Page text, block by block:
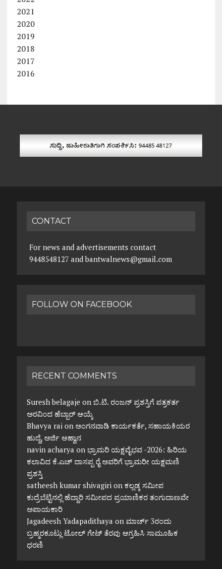
2021
2020
2019
2018
2017
2016
CONTACT
For news and advertisements contact
9448548127 and bantwalnews@gmail.com
FOLLOW ON FACEBOOK
RECENT COMMENTS
Suresh belagaje on ಬಿ.ಟಿ. ರಂಜನ್ ಪ್ರಶಸ್ತಿಗೆ ಪತ್ರಕರ್ತ
ಅರವಿಂದ ಹೆಬ್ಬಾರ್ ಆಯ್ಕೆ
Bhavya raion ಅಂಗನವಾಡಿ ಕಾರ್ಯಕರ್ತೆ, ಸಹಾಯಕಿಯರ
ಹುದ್ದೆ, ಅರ್ಜಿ ಆಹ್ವಾನ
navin acharya on ಭ್ರಾಮರಿ ಯಕ್ಷವೈಭವ -2026: ಹಿರಿಯ
ಕಲಾವಿದ ಕೆ.ಎಚ್ ದಾಸಪ್ಪ ರೈ ಅವರಿಗೆ ಭ್ರಾಮರೀ ಯಕ್ಷಮಣಿ
ಪ್ರಶಸ್ತಿ
satheesh kumar shivagirion ಕಲ್ಲಡ್ಕ ಸಮೀಪ
ಕುದ್ರೆಬೆಟ್ಟಿನಲ್ಲಿ ಹೆದ್ದಾರಿ ಸಮೀಪದ ಪ್ರಯಾಣಿಕರ ತಂಗುದಾಣವೇ
ಅಪಾಯಕಾರಿ
Jagadeesh Yadapadithaya on ಮಾರ್ಚ್ 3ರಂದು
ಬ್ರಹ್ಮರಕೂಟ್ಲು ಟೋಲ್ ಗೇಟ್ ತೆರವು ಆಗ್ರಹಿಸಿ ಸಾಮೂಹಿಕ
ಧರಣಿ